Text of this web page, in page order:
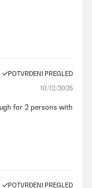
POTVRĐENI PREGLED
10/12/2025
for 2 persons with
POTVRĐENI PREGLED